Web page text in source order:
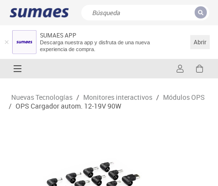
SUMAES APP
Descarga nuestra app y disfruta de una nueva
experiencia de compra.
Abrir
Resultados de la búsqueda
Nuevas Tecnologías / Monitores interactivos / Módulos OPS
/ OPS Cargador autom. 12-19V 90W